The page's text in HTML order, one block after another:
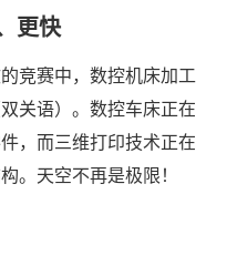
更快
竞赛中，数控机床加工
关语）。数控车床正在
，而三维打印技术正在
。天空不再是极限！